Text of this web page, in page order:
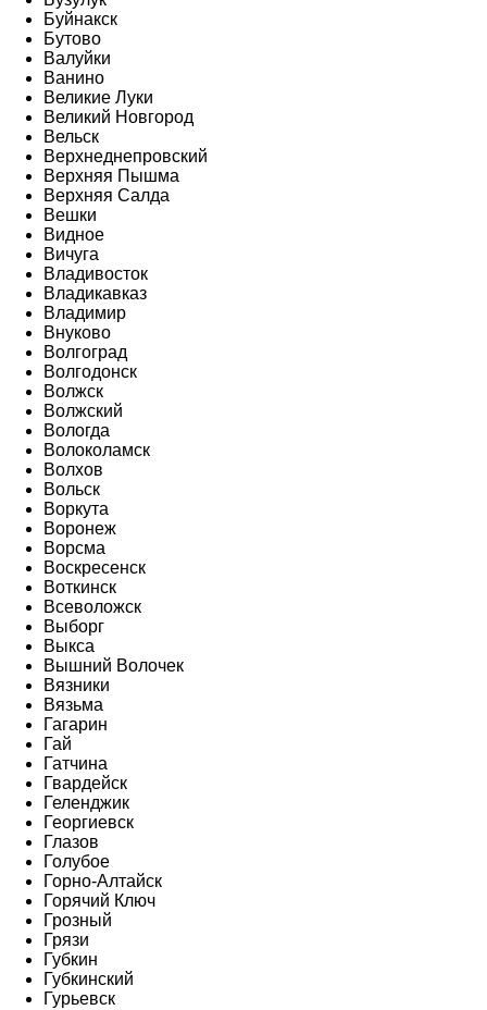
Буйнакск
Бутово
Валуйки
Ванино
Великие Луки
Великий Новгород
Вельск
Верхнеднепровский
Верхняя Пышма
Верхняя Салда
Вешки
Видное
Вичуга
Владивосток
Владикавказ
Владимир
Внуково
Волгоград
Волгодонск
Волжск
Волжский
Вологда
Волоколамск
Волхов
Вольск
Воркута
Воронеж
Ворсма
Воскресенск
Воткинск
Всеволожск
Выборг
Выкса
Вышний Волочек
Вязники
Вязьма
Гагарин
Гай
Гатчина
Гвардейск
Геленджик
Георгиевск
Глазов
Голубое
Горно-Алтайск
Горячий Ключ
Грозный
Грязи
Губкин
Губкинский
Гурьевск